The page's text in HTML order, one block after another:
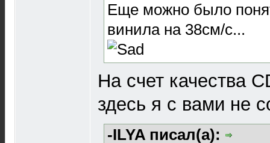
Еще можно было
винила на 38см/с...
На счет качества
здесь я с вами не
-ILYA писал(а):